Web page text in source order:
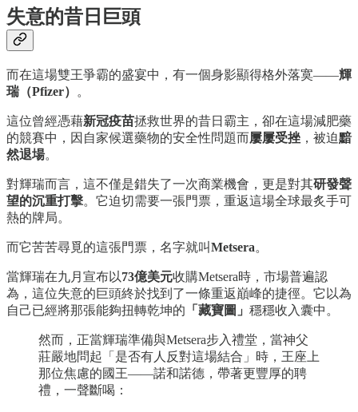
失意的昔日巨頭
而在這場雙王爭霸的盛宴中，有一個身影顯得格外落寞——輝
瑞（Pfizer）
。
這位曾經憑藉新冠疫苗拯救世界的昔日霸主，卻在這場減肥藥
的競賽中，因自家候選藥物的安全性問題而屢屢受挫 ，被迫黯
然退場。
對輝瑞而言，這不僅是錯失了一次商業機會，更是對其研發聲
望的沉重打擊。它迫切需要一張門票，重返這場全球最炙手可
熱的牌局。
而它苦苦尋覓的這張門票，名字就叫Metsera。
當輝瑞在九月宣布以73億美元收購Metsera時，市場普遍認
為，這位失意的巨頭終於找到了一條重返巔峰的捷徑。它以為
自己已經將那張能夠扭轉乾坤的 「藏寶圖」 穩穩收入囊中。
然而，正當輝瑞準備與Metsera步入禮堂，當神父
莊嚴地問起「是否有人反對這場結合」時，王座上
那位焦慮的國王——諾和諾德，帶著更豐厚的聘
禮，一聲斷喝：